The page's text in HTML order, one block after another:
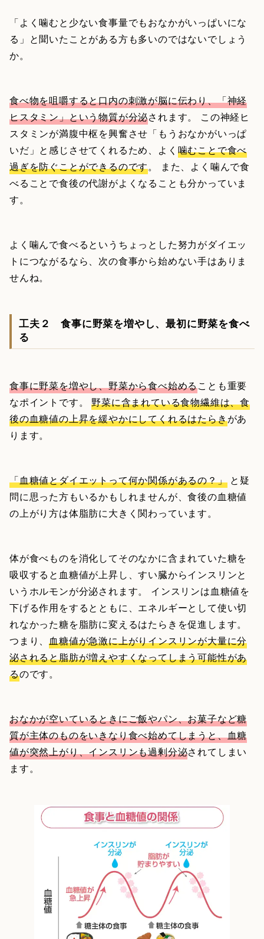
「よく噛むと少ない食事量でもおなかがいっぱいにな
る」と聞いたことがある方も多いのではないでしょう
か。
食べ物を咀嚼すると口内の刺激が脳に伝わり、「神経
ヒスタミン」という物質が分泌されます。 この神経ヒ
スタミンが満腹中枢を興奮させ「もうおなかがいっぱ
いだ」と感じさせてくれるため、よく 噛むことで食べ
過ぎを防ぐことができるのです。 また、よく噛んで食
べることで食後の代謝がよくなることも分かっていま
す。
よく噛んで食べるというちょっとした努力がダイエッ
トにつながるなら、次の食事から始めない手はありま
せんね。
工夫２ 食事に野菜を増やし、最初に野菜を食べ
る
食事に野菜を増やし、野菜から食べ始めることも重要
なポイントです。野菜に含まれている食物繊維は、食
後の血糖値の上昇を緩やかにしてくれるはたらきがあ
ります。
「血糖値とダイエットって何か関係があるの？」と疑
問に思った方もいるかもしれませんが、食後の血糖値
の上がり方は体脂肪に大きく関わっています。
体が食べものを消化してそのなかに含まれていた糖を
吸収すると血糖値が上昇し、すい臓からインスリンと
いうホルモンが分泌されます。 インスリンは血糖値を
下げる作用をするとともに、エネルギーとして使い切
れなかった糖を脂肪に変えるはたらきを促進します。
つまり、血糖値が急激に上がりインスリンが大量に分
泌されると脂肪が増えやすくなってしまう可能性があ
るのです。
おなかが空いているときにご飯やパン、お菓子など糖
質が主体のものをいきなり食べ始めてしまうと、血糖
値が突然上がり、インスリンも過剰分泌されてしまい
ます。